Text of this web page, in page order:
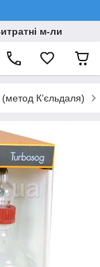
м-ли
(метод К’єльдаля)